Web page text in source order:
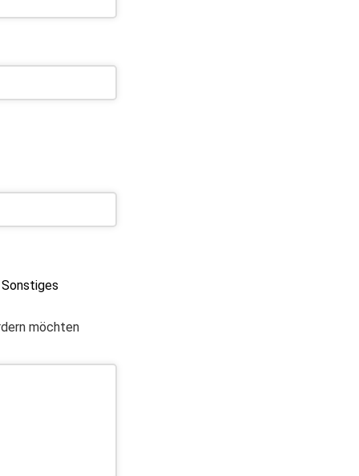
Sonstiges
möchten